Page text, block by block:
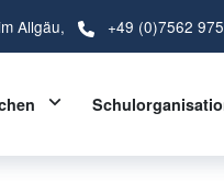
Allgäu, +49 (0)7562
Toggle Dropdown